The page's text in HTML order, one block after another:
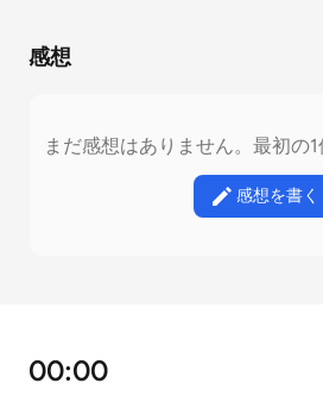
感想
まだ感想はありません。最初の1
感想を書く
00:00